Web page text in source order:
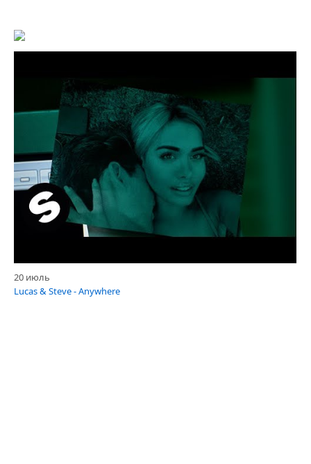
20 июль
Lucas & Steve - Anywhere